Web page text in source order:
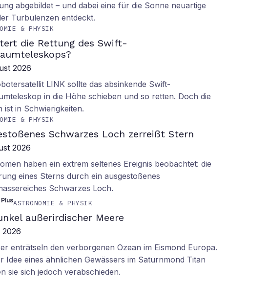
abgebildet – und dabei eine für die Sonne neuartige
Turbulenzen entdeckt.
& PHYSIK
die Rettung des Swift-
2026
LINK sollte das absinkende Swift-
in die Höhe schieben und so retten. Doch die
ist in Schwierigkeiten.
& PHYSIK
Schwarzes Loch zerreißt Stern
2026
haben ein extrem seltenes Ereignis beobachtet: die
eines Sterns durch ein ausgestoßenes
Schwarzes Loch.
PlusASTRONOMIE & PHYSIK
außerirdischer Meere
2026
enträtseln den verborgenen Ozean im Eismond Europa.
Idee eines ähnlichen Gewässers im Saturnmond Titan
sie sich jedoch verabschieden.